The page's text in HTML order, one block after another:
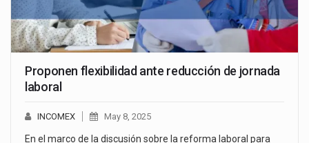
Proponen flexibilidad ante reducción de jornada
laboral
INCOMEX May 8, 2025
En el marco de la discusión sobre la reforma laboral para